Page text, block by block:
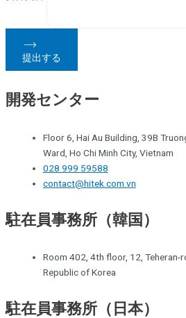
提出する
開発センター
Floor 6, Hai Au Building, 39B
Ward, Ho Chi Minh City, Vietnam
028 999 59588
contact@hitek.com.vn
駐在員事務所（韓国）
Room 402, 4th floor, 12, Teheran-
Republic of Korea
駐在員事務所（日本）